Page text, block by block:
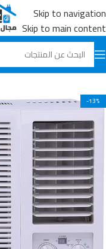
Skip to navigation
Skip to main content
-13%